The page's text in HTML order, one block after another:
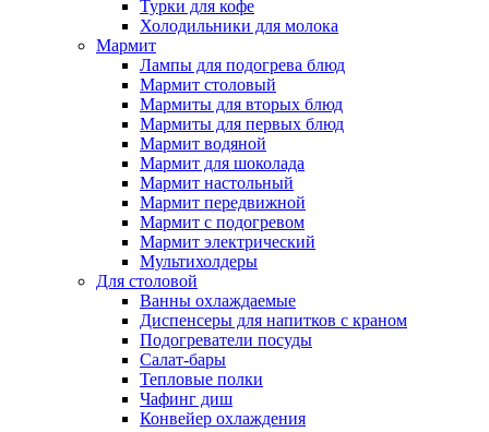
Турки для кофе
Холодильники для молока
Мармит
Лампы для подогрева блюд
Мармит столовый
Мармиты для вторых блюд
Мармиты для первых блюд
Мармит водяной
Мармит для шоколада
Мармит настольный
Мармит передвижной
Мармит с подогревом
Мармит электрический
Мультихолдеры
Для столовой
Ванны охлаждаемые
Диспенсеры для напитков с краном
Подогреватели посуды
Салат-бары
Тепловые полки
Чафинг диш
Конвейер охлаждения